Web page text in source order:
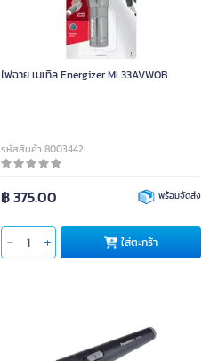
ไฟฉาย เมเทิล Energizer ML33AVWOB
รหัสสินค้า 8003442
฿ 375.00 พร้อมจัดส่ง
ใส่ตะกร้า